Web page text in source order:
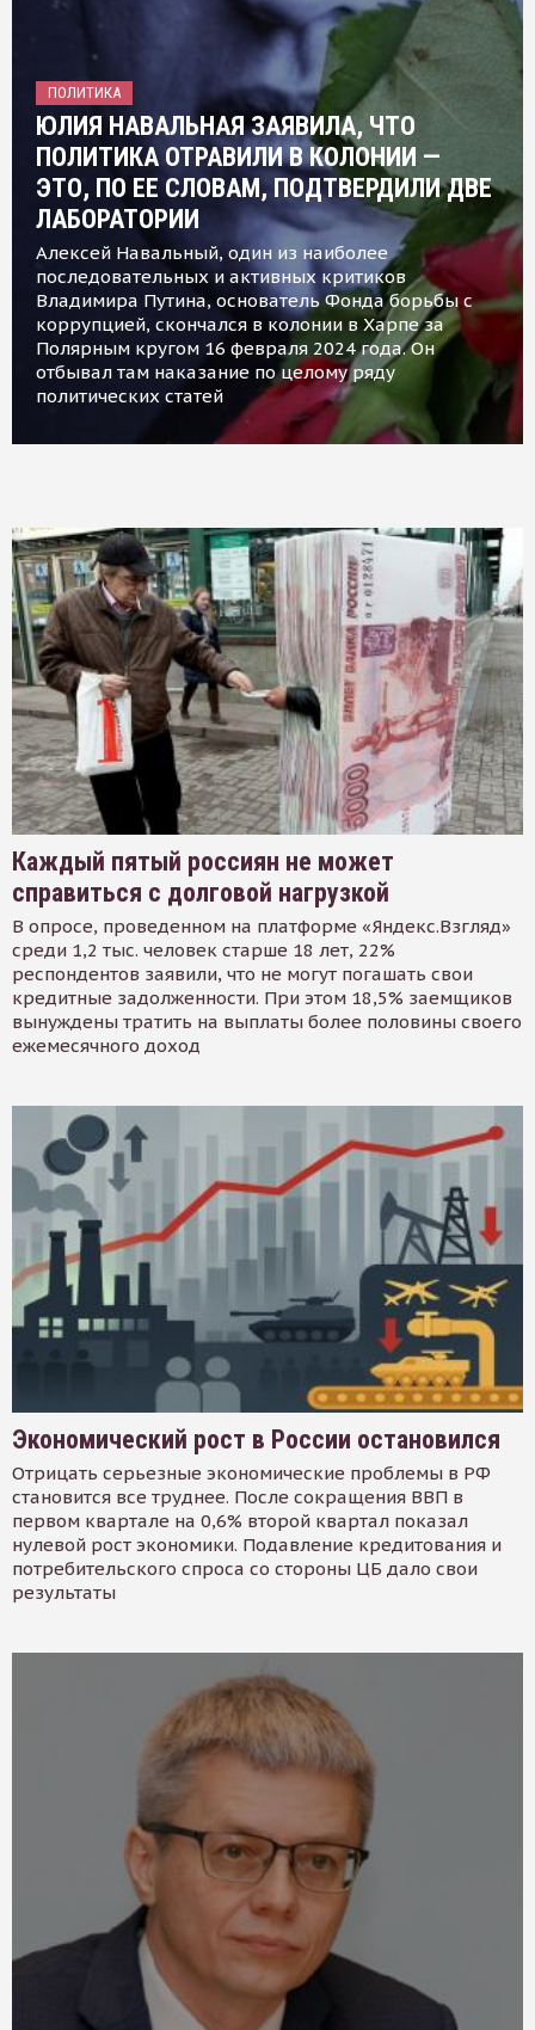
ПОЛИТИКА
ЮЛИЯ НАВАЛЬНАЯ ЗАЯВИЛА, ЧТО
ПОЛИТИКА ОТРАВИЛИ В КОЛОНИИ —
ЭТО, ПО ЕЕ СЛОВАМ, ПОДТВЕРДИЛИ ДВЕ
ЛАБОРАТОРИИ
Алексей Навальный, один из наиболее
последовательных и активных критиков
Владимира Путина, основатель Фонда борьбы с
коррупцией, скончался в колонии в Харпе за
Полярным кругом 16 февраля 2024 года. Он
отбывал там наказание по целому ряду
политических статей
Каждый пятый россиян не может
справиться с долговой нагрузкой
В опросе, проведенном на платформе «Яндекс.Взгляд»
среди 1,2 тыс. человек старше 18 лет, 22%
респондентов заявили, что не могут погашать свои
кредитные задолженности. При этом 18,5% заемщиков
вынуждены тратить на выплаты более половины своего
ежемесячного доход
Экономический рост в России остановился
Отрицать серьезные экономические проблемы в РФ
становится все труднее. После сокращения ВВП в
первом квартале на 0,6% второй квартал показал
нулевой рост экономики. Подавление кредитования и
потребительского спроса со стороны ЦБ дало свои
результаты